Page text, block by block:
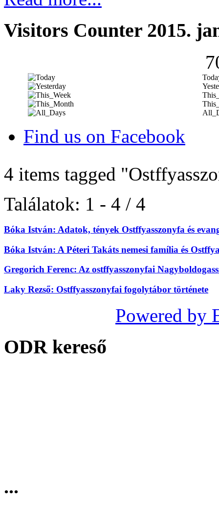
Visitors Counter 2015.
Find us on Facebook
4 items tagged
Találatok: 1 - 4 / 4
Bóka István: Adatok, tények Ostffyasszonyfa és
Bóka István: A Péteri Takáts nemesi família és
Gregorich Ferenc: Az ostffyasszonyfai
Laky Rezső: Ostffyasszonyfai fogolytábor története
Powered by
ODR kereső
...